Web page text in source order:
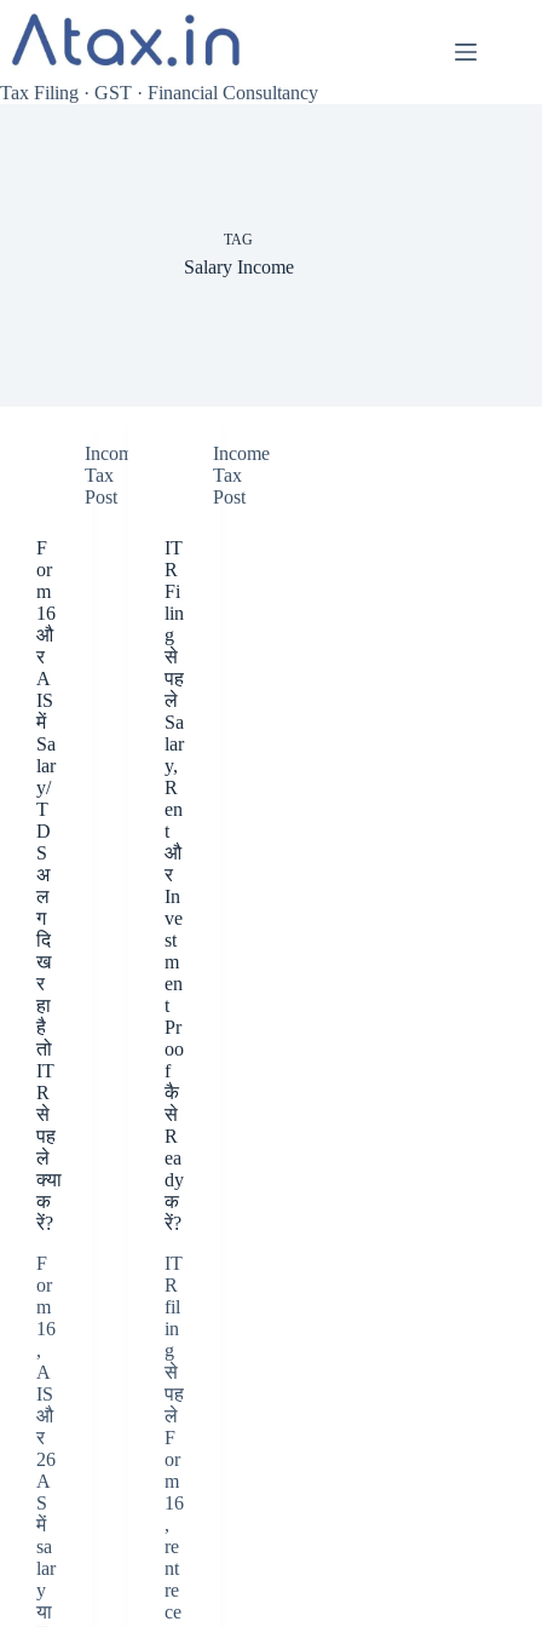
Skip
content
Tax Filing · GST · Financial Consultancy
TAG
Salary Income
Income
Tax
Post
F
or
m
16
औ
र
A
IS
में
Sa
lar
y/
T
D
S
अ
ल
ग
दि
ख
र
हा
है
तो
IT
R
से
पह
ले
क्या
क
रें?
F
or
m
16
,
A
IS
औ
र
26
A
S
में
sa
lar
y
या
Income
Tax
Post
IT
R
Fi
lin
g
से
पह
ले
Sa
lar
y,
R
en
t
औ
र
In
ve
st
m
en
t
Pr
oo
f
कै
से
R
ea
dy
क
रें?
IT
R
fil
in
g
से
पह
ले
F
or
m
16
,
re
nt
re
ce